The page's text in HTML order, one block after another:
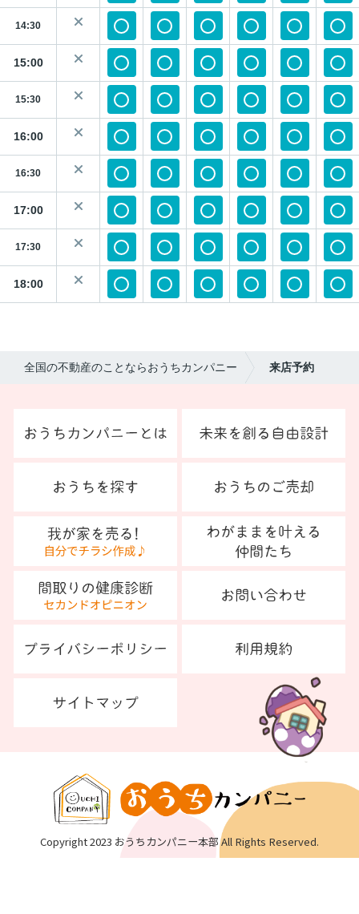
14:30
15:00
15:30
16:00
16:30
17:00
17:30
18:00
全国の不動産のことならおうちカンパニー 来店予約
Copyright 2023 おうちカンパニー本部 All Rights Reserved.